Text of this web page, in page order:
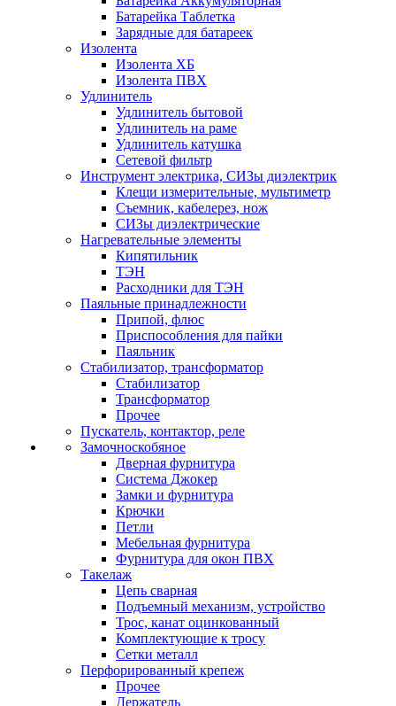
Батарейка Таблетка
Зарядные для батареек
Изолента
Изолента ХБ
Изолента ПВХ
Удлинитель
Удлинитель бытовой
Удлинитель на раме
Удлинитель катушка
Сетевой фильтр
Инструмент электрика, СИЗы диэлектрик
Клещи измерительные, мультиметр
Съемник, кабелерез, нож
СИЗы диэлектрические
Нагревательные элементы
Кипятильник
ТЭН
Расходники для ТЭН
Паяльные принадлежности
Припой, флюс
Приспособления для пайки
Паяльник
Стабилизатор, трансформатор
Стабилизатор
Трансформатор
Прочее
Пускатель, контактор, реле
Замочноскобяное
Дверная фурнитура
Система Джокер
Замки и фурнитура
Крючки
Петли
Мебельная фурнитура
Фурнитура для окон ПВХ
Такелаж
Цепь сварная
Подъемный механизм, устройство
Трос, канат оцинкованный
Комплектующие к тросу
Сетки металл
Перфорированный крепеж
Прочее
Держатель